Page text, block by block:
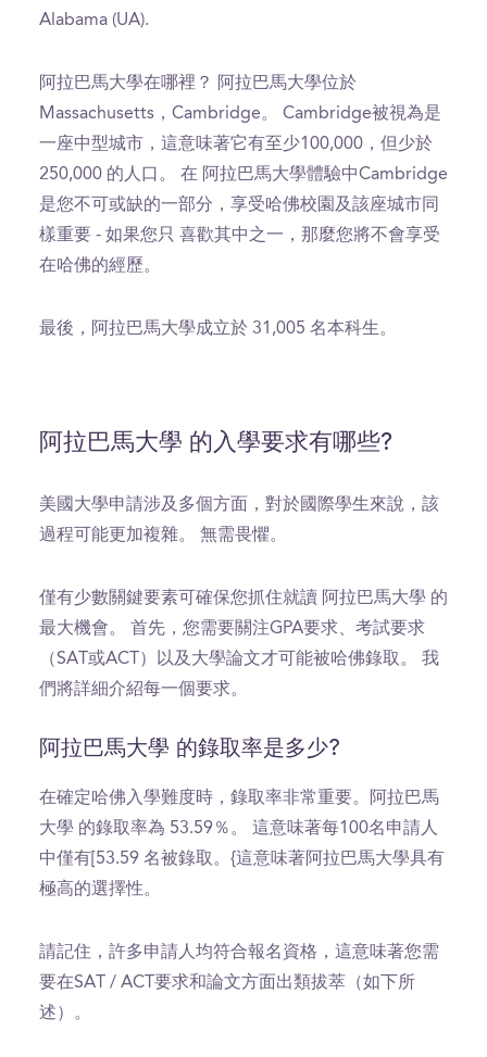
Alabama (UA).
阿拉巴馬大學在哪裡？ 阿拉巴馬大學位於
Massachusetts，Cambridge。 Cambridge被視為是
一座中型城市，這意味著它有至少100,000，但少於
250,000 的人口。 在 阿拉巴馬大學體驗中Cambridge
是您不可或缺的一部分，享受哈佛校園及該座城市同
樣重要 - 如果您只 喜歡其中之一，那麼您將不會享受
在哈佛的經歷。
最後，阿拉巴馬大學成立於 31,005 名本科生。
阿拉巴馬大學 的入學要求有哪些?
美國大學申請涉及多個方面，對於國際學生來說，該
過程可能更加複雜。 無需畏懼。
僅有少數關鍵要素可確保您抓住就讀 阿拉巴馬大學 的
最大機會。 首先，您需要關注GPA要求、考試要求
（SAT或ACT）以及大學論文才可能被哈佛錄取。 我
們將詳細介紹每一個要求。
阿拉巴馬大學 的錄取率是多少?
在確定哈佛入學難度時，錄取率非常重要。阿拉巴馬
大學 的錄取率為 53.59％。 這意味著每100名申請人
中僅有[53.59 名被錄取。{這意味著阿拉巴馬大學具有
極高的選擇性。
請記住，許多申請人均符合報名資格，這意味著您需
要在SAT / ACT要求和論文方面出類拔萃（如下所
述）。